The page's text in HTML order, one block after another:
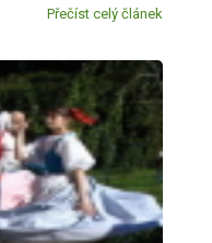
Přečíst celý článek